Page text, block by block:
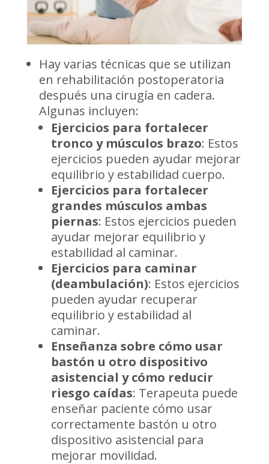
Hay varias técnicas que se utilizan
en rehabilitación postoperatoria
después una cirugía en cadera.
Algunas incluyen:
Ejercicios para fortalecer
tronco y músculos brazo: Estos
ejercicios pueden ayudar mejorar
equilibrio y estabilidad cuerpo.
Ejercicios para fortalecer
grandes músculos ambas
piernas: Estos ejercicios pueden
ayudar mejorar equilibrio y
estabilidad al caminar.
Ejercicios para caminar
(deambulación): Estos ejercicios
pueden ayudar recuperar
equilibrio y estabilidad al
caminar.
Enseñanza sobre cómo usar
bastón u otro dispositivo
asistencial y cómo reducir
riesgo caídas: Terapeuta puede
enseñar paciente cómo usar
correctamente bastón u otro
dispositivo asistencial para
mejorar movilidad.